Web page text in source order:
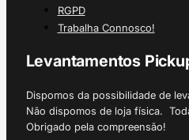
RGPD
Trabalha Connosco!
Levantamentos
Dispomos da possibilidade de
Não dispomos de loja física.
Obrigado pela compreensão!